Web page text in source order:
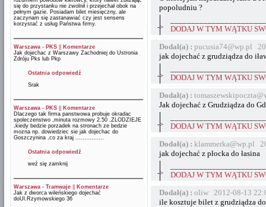
się do przystanku nie zwolnił i przejechał obok na
pełnym gazie. Posiadam bilet miesięczny, ale
zaczynam się zastanawiać czy jest sensens
korzystać z usług Państwa firmy.
Warszawa - PKS
Komentarze
Jak dojechac z Warszawy Zachodniej do Ustronia
Zdróju Pks lub Pkp
Ostatnia odpowiedź
Srak
Warszawa - PKS
Komentarze
Dlaczego tak firma panstwowa probuje okradac
spoleczenstwo ,minuta rozmowy 2.50 ,ZLODZIEJE
,kiedy bedzie porzadek na stronach ze bedzie
mozna np. dowiedziec sie jak dojechac do
Goszczynina ,co za kraj ................
Ostatnia odpowiedź
weź się zamknij
Warszawa - Tramwaje
Komentarze
Jak z dworca wileńskiego dojechać
doUl.Rzymowskiego 36
popoludniu ?
->
DODAJ W TYM WĄTKU
Dodał(a) : pucusia74@wp.pl
jak dojechać z grudziądza do
->
DODAJ W TYM WĄTKU
Dodał(a) :
Jak dojechać z Grudziądza do
->
DODAJ W TYM WĄTKU
Dodał(a) : klammerka@wp.pl
jak dojechać z płocka do łasina
->
DODAJ W TYM WĄTKU
Dodał(a) : oliw 2012-08-13
ile kosztuje bilet z grudziądza